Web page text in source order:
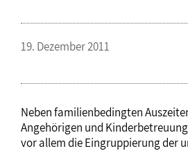
19. Dezember 2011
Neben familienbedingten
Angehörigen und
vor allem die Eingruppierung der